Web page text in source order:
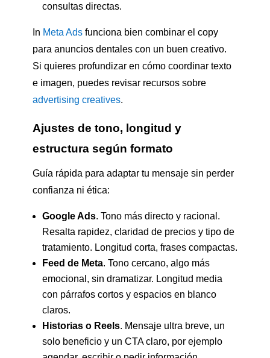
consultas directas.
In Meta Adsfunciona bien combinar el copy
para anuncios dentales con un buen creativo.
Si quieres profundizar en cómo coordinar texto
e imagen, puedes revisar recursos sobre
advertising creatives.
Ajustes de tono, longitud y
estructura según formato
Guía rápida para adaptar tu mensaje sin perder
confianza ni ética:
Google Ads. Tono más directo y racional.
Resalta rapidez, claridad de precios y tipo de
tratamiento. Longitud corta, frases compactas.
Feed de Meta. Tono cercano, algo más
emocional, sin dramatizar. Longitud media
con párrafos cortos y espacios en blanco
claros.
Historias o Reels. Mensaje ultra breve, un
solo beneficio y un CTA claro, por ejemplo